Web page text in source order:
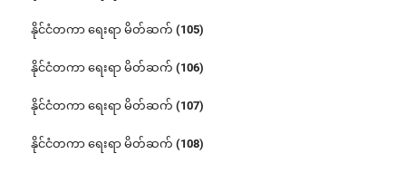
နိုင်ငံတကာ ရေးရာ မိတ်ဆက် (105)
နိုင်ငံတကာ ရေးရာ မိတ်ဆက် (106)
နိုင်ငံတကာ ရေးရာ မိတ်ဆက် (107)
နိုင်ငံတကာ ရေးရာ မိတ်ဆက် (108)